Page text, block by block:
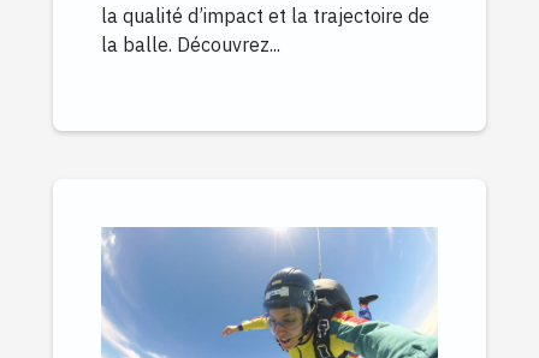
la qualité d’impact et la trajectoire de
la balle. Découvrez...